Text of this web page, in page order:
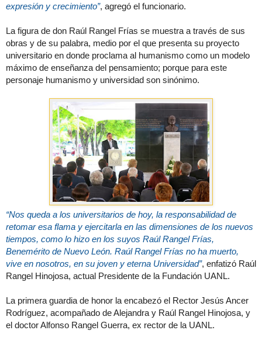
expresión y crecimiento”, agregó el funcionario.
La figura de don Raúl Rangel Frías se muestra a través de sus
obras y de su palabra, medio por el que presenta su proyecto
universitario en donde proclama al humanismo como un modelo
máximo de enseñanza del pensamiento; porque para este
personaje humanismo y universidad son sinónimo.
“Nos queda a los universitarios de hoy, la responsabilidad de
retomar esa flama y ejercitarla en las dimensiones de los nuevos
tiempos, como lo hizo en los suyos Raúl Rangel Frías,
Benemérito de Nuevo León. Raúl Rangel Frías no ha muerto,
vive en nosotros, en su joven y eterna Universidad”, enfatizó Raúl
Rangel Hinojosa, actual Presidente de la Fundación UANL.
La primera guardia de honor la encabezó el Rector Jesús Ancer
Rodríguez, acompañado de Alejandra y Raúl Rangel Hinojosa, y
el doctor Alfonso Rangel Guerra, ex rector de la UANL.